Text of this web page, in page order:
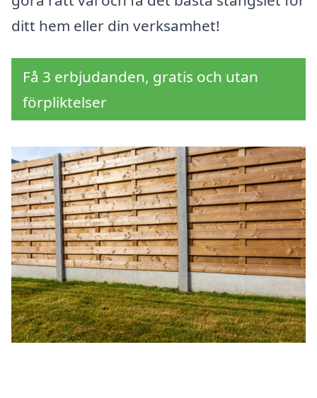
ditt hem eller din verksamhet!
Få 3 erbjudanden, gratis och utan
förpliktelser